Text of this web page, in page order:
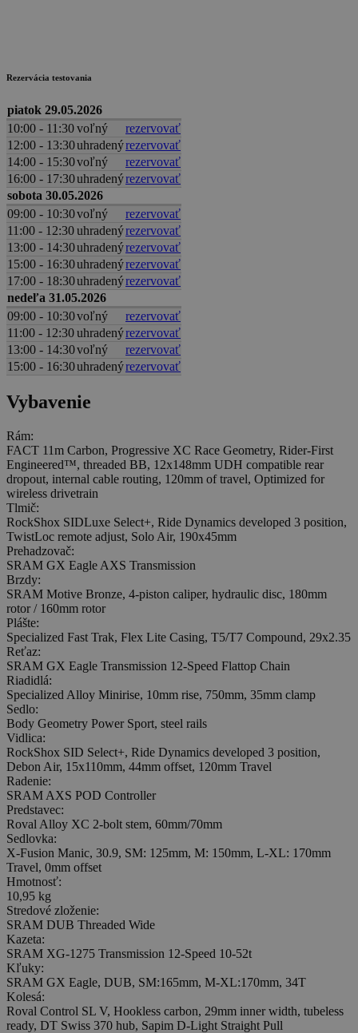
Rezervácia testovania
piatok 29.05.2026
10:00 - 11:30voľný
rezervovať
12:00 - 13:30uhradenýrezervovať
14:00 - 15:30voľný
rezervovať
16:00 - 17:30uhradenýrezervovať
sobota 30.05.2026
09:00 - 10:30voľný
rezervovať
11:00 - 12:30uhradenýrezervovať
13:00 - 14:30uhradenýrezervovať
15:00 - 16:30uhradenýrezervovať
17:00 - 18:30uhradenýrezervovať
nedeľa 31.05.2026
09:00 - 10:30voľný
rezervovať
11:00 - 12:30uhradenýrezervovať
13:00 - 14:30voľný
rezervovať
15:00 - 16:30uhradenýrezervovať
Vybavenie
Rám:
FACT 11m Carbon, Progressive XC Race Geometry, Rider-First
Engineered™, threaded BB, 12x148mm UDH compatible rear
dropout, internal cable routing, 120mm of travel, Optimized for
wireless drivetrain
Tlmič:
RockShox SIDLuxe Select+, Ride Dynamics developed 3 position,
TwistLoc remote adjust, Solo Air, 190x45mm
Prehadzovač:
SRAM GX Eagle AXS Transmission
Brzdy:
SRAM Motive Bronze, 4-piston caliper, hydraulic disc, 180mm
rotor / 160mm rotor
Plášte:
Specialized Fast Trak, Flex Lite Casing, T5/T7 Compound, 29x2.35
Reťaz:
SRAM GX Eagle Transmission 12-Speed Flattop Chain
Riadidlá:
Specialized Alloy Minirise, 10mm rise, 750mm, 35mm clamp
Sedlo:
Body Geometry Power Sport, steel rails
Vidlica:
RockShox SID Select+, Ride Dynamics developed 3 position,
Debon Air, 15x110mm, 44mm offset, 120mm Travel
Radenie:
SRAM AXS POD Controller
Predstavec:
Roval Alloy XC 2-bolt stem, 60mm/70mm
Sedlovka:
X-Fusion Manic, 30.9, SM: 125mm, M: 150mm, L-XL: 170mm
Travel, 0mm offset
Hmotnosť:
10,95 kg
Stredové zloženie:
SRAM DUB Threaded Wide
Kazeta:
SRAM XG-1275 Transmission 12-Speed 10-52t
Kľuky:
SRAM GX Eagle, DUB, SM:165mm, M-XL:170mm, 34T
Kolesá:
Roval Control SL V, Hookless carbon, 29mm inner width, tubeless
ready, DT Swiss 370 hub, Sapim D-Light Straight Pull